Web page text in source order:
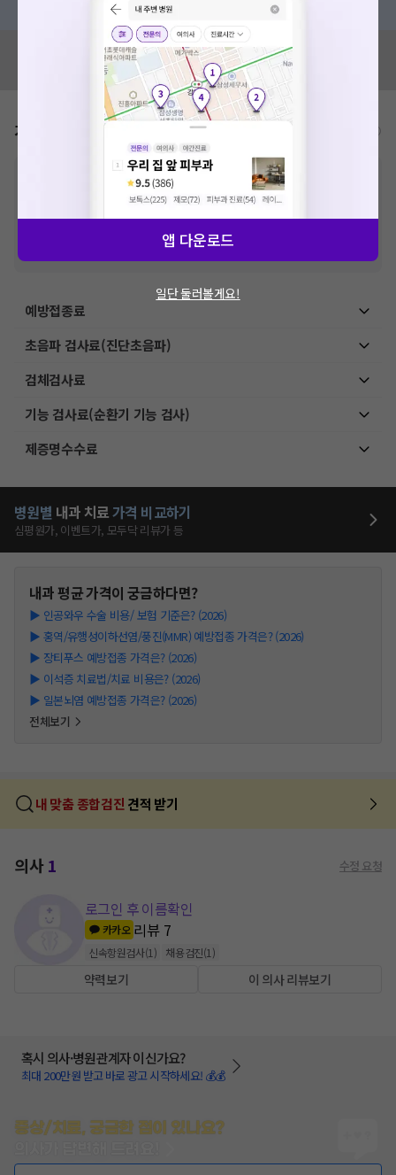
혹시 잘못된 병원정보가 있나요?
모두닥 팀에 알려주세요!
가격표 비급여/급여 진료란?
추가비용 등으로 실제 가격과 상이할 수 있으니, 정확
한 가격은 해당 의료기관에 직접 문의해주세요.
건강보험심사평가원에 고지되어 있는 급여 진료 기준 가
격입니다. (진료와 연관된 복합적인 비용이 추가되어, 병원마다 금액이 다르게
산정될 수 있는 점 참고 바랍니다.)
VAT 포함
예방접종료
초음파 검사료(진단초음파)
검체검사료
기능 검사료(순환기 기능 검사)
제증명수수료
병원별 내과 치료가격 비교하기
심평원가, 이벤트가, 모두닥 리뷰가 등
내과평균 가격이 궁금하다면?
▶ 인공와우 수술 비용/ 보험 기준은? (2026)
▶ 홍역/유행성이하선염/풍진(MMR) 예방접종 가격은? (2026)
▶ 장티푸스 예방접종 가격은? (2026)
▶ 이석증 치료법/치료 비용은? (2026)
▶ 일본뇌염 예방접종 가격은? (2026)
전체보기
내 맞춤 종합검진 견적 받기
의사1 수정 요청
로그인 후 이름확인
카카오 리뷰 7
신속항원검사(1 ) 채용검진(1 )
약력보기 이 의사 리뷰보기
혹시 의사·병원관계자 이신가요?
최대 200만원 받고 바로 광고 시작하세요! 💰💰
증상/치료, 궁금한 점이 있나요?
앱 다운로드
일단 둘러볼게요!